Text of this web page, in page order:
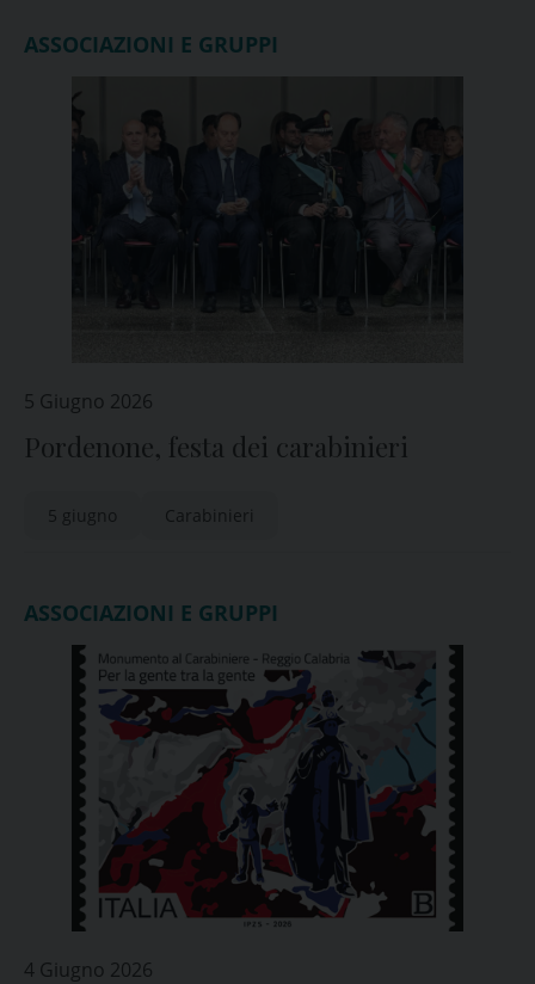
ASSOCIAZIONI E GRUPPI
5 Giugno 2026
Pordenone, festa dei carabinieri
5 giugno Carabinieri
ASSOCIAZIONI E GRUPPI
4 Giugno 2026